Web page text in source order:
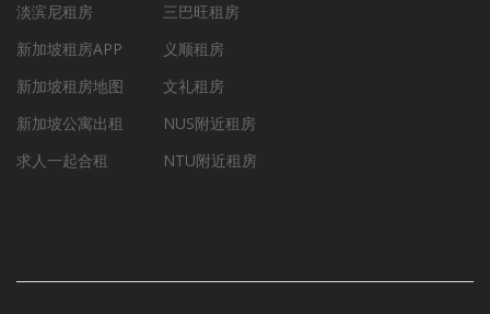
淡滨尼租房
新加坡租房APP
新加坡租房地图
新加坡公寓出租
求人一起合租
三巴旺租房
义顺租房
文礼租房
NUS附近租房
NTU附近租房